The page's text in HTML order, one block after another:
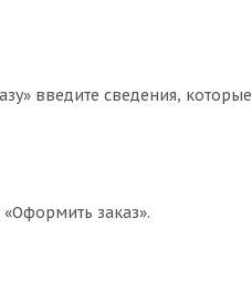
введите сведения, которые
заказ».